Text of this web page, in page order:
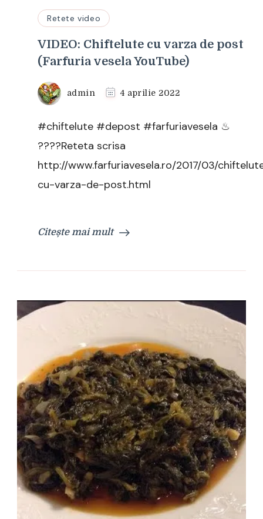
Retete video
VIDEO: Chiftelute cu varza de post
(Farfuria vesela YouTube)
admin 4 aprilie 2022
#chiftelute #depost #farfuriavesela ♨
????Reteta scrisa
http://www.farfuriavesela.ro/2017/03/
cu-varza-de-post.html
Citește mai mult